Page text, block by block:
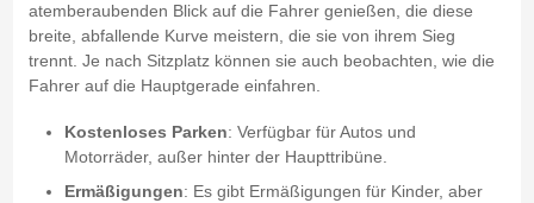
atemberaubenden Blick auf die Fahrer genießen, die diese
breite, abfallende Kurve meistern, die sie von ihrem Sieg
trennt. Je nach Sitzplatz können sie auch beobachten, wie die
Fahrer auf die Hauptgerade einfahren.
Kostenloses Parken: Verfügbar für Autos und
Motorräder, außer hinter der Haupttribüne.
Ermäßigungen: Es gibt Ermäßigungen für Kinder, aber